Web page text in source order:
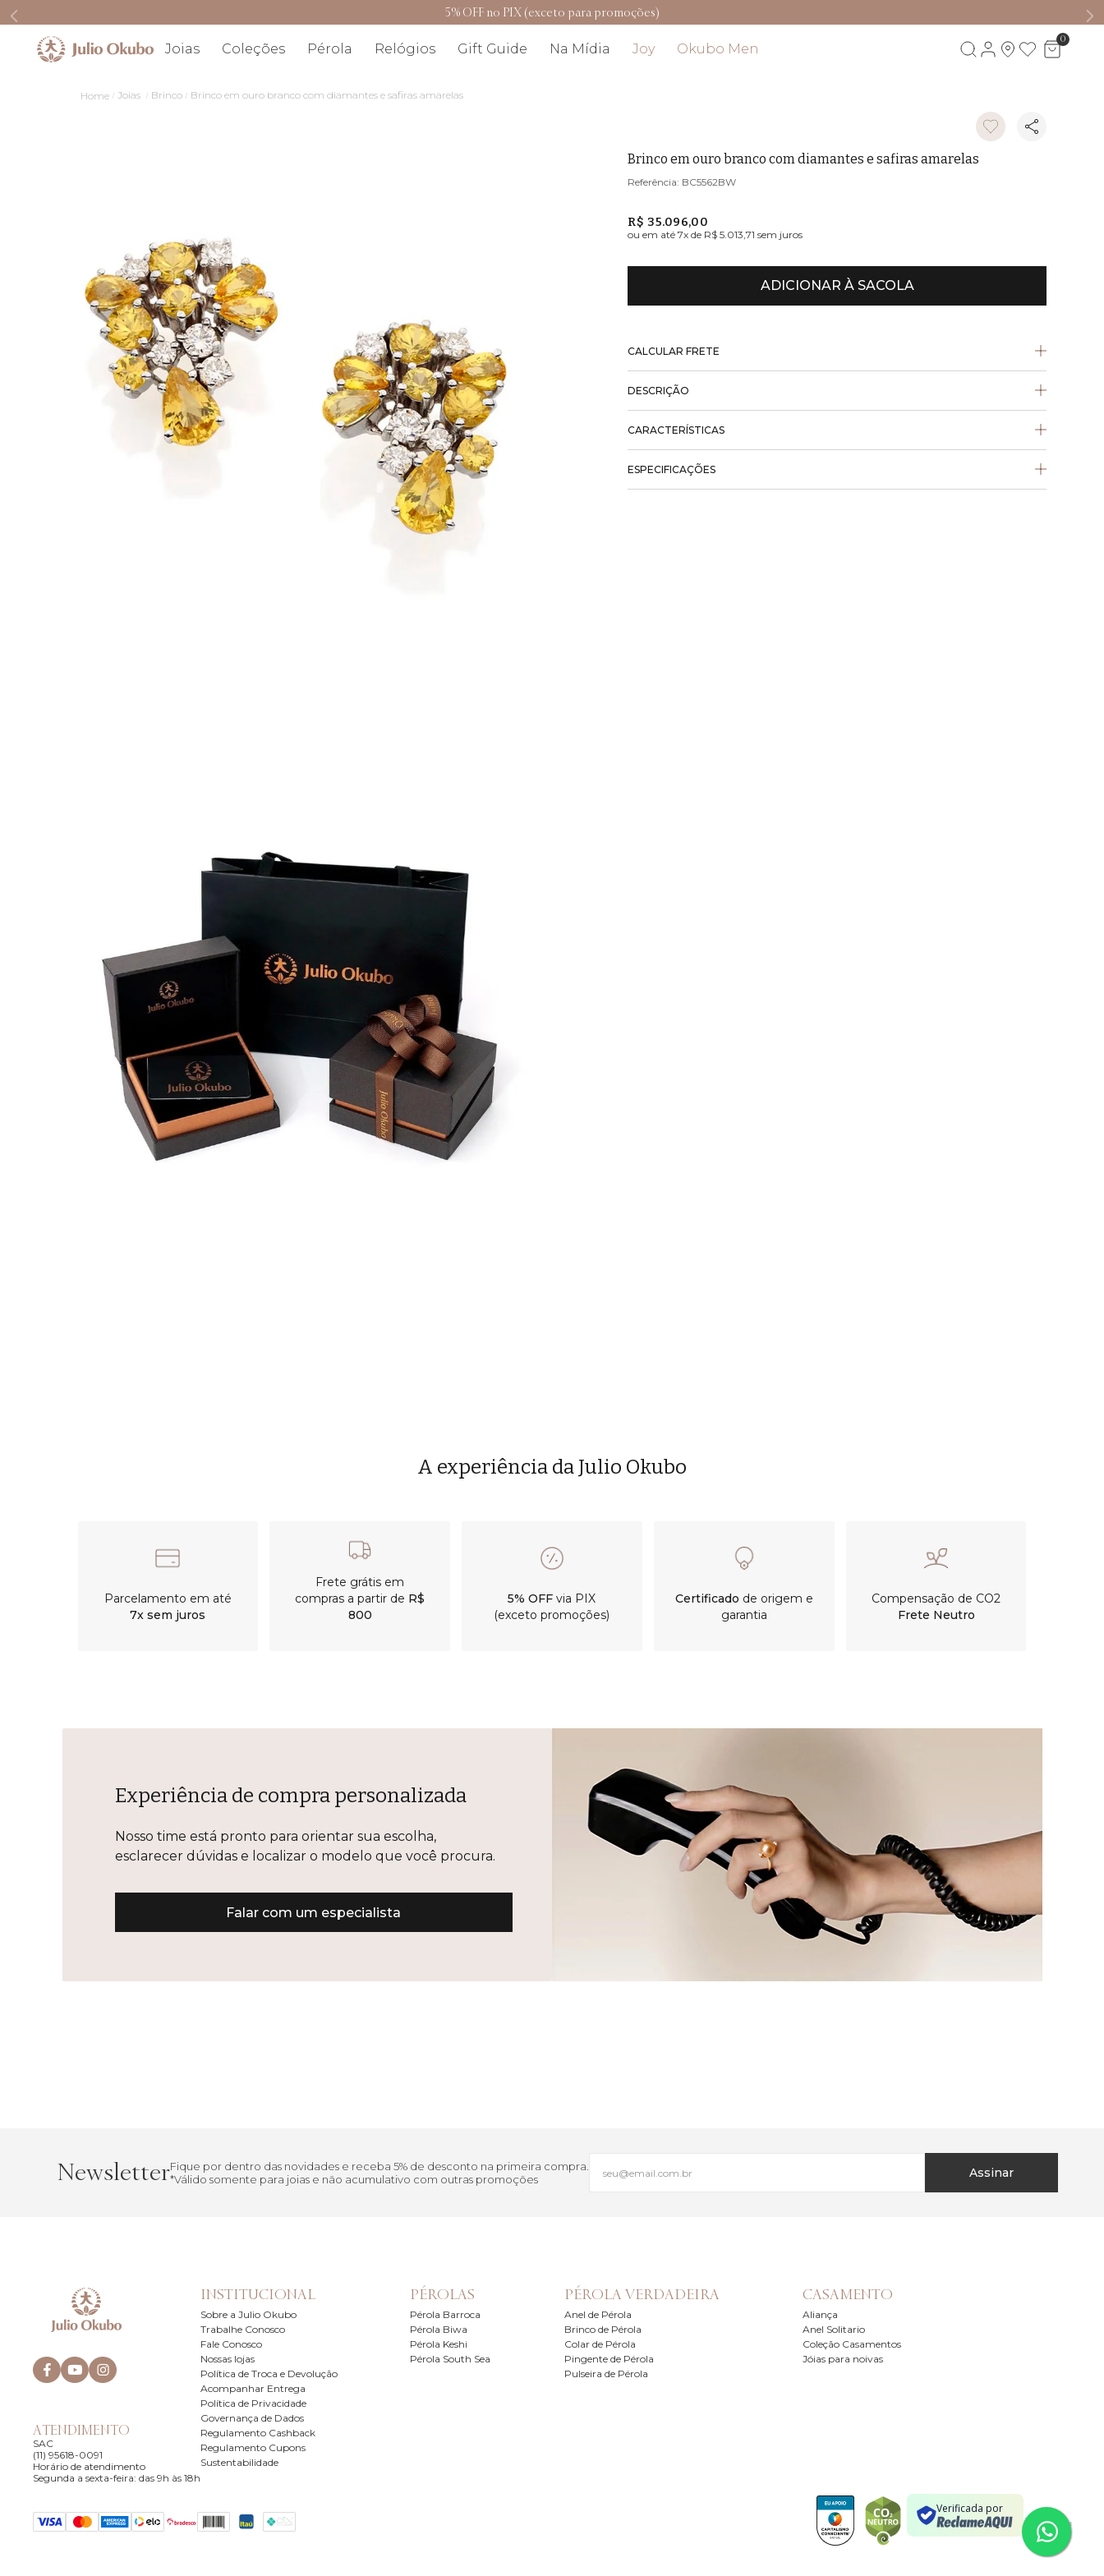
5% OFF no PIX (exceto para promoções)
Joias Coleções Pérola Relógios Gift Guide Na Mídia Joy Okubo Men
0
Joias Brinco Brinco em ouro branco com diamantes e safiras amarelas
Brinco em ouro branco com diamantes e safiras amarelas
BC5562BW
R$ 35.096,00
ou em até7x de R$ 5.013,71 sem juros
ADICIONAR À SACOLA
CALCULAR FRETE
DESCRIÇÃO
CARACTERÍSTICAS
ESPECIFICAÇÕES
A experiência da Julio Okubo
Parcelamento em até
7x sem juros
Frete grátis em
compras a partir de R$
800
5% OFF via PIX
(exceto promoções)
Certificado de origem e
garantia
Compensação de CO2
Frete Neutro
Experiência de compra personalizada
Nosso time está pronto para orientar sua escolha,
esclarecer dúvidas e localizar o modelo que você procura.
Falar com um especialista
NewsletterFique por dentro das novidades e receba 5% de desconto na primeira compra.
*Válido somente para joias e não acumulativo com outras promoções
Assinar
ATENDIMENTO
SAC
(11) 95618-0091
Horário de atendimento
Segunda a sexta-feira: das 9h às 18h
INSTITUCIONAL
Sobre a Julio Okubo
Trabalhe Conosco
Fale Conosco
Nossas lojas
Política de Troca e Devolução
Acompanhar Entrega
Política de Privacidade
Governança de Dados
Regulamento Cashback
Regulamento Cupons
Sustentabilidade
PÉROLAS
Pérola Barroca
Pérola Biwa
Pérola Keshi
Pérola South Sea
PÉROLA VERDADEIRA
Anel de Pérola
Brinco de Pérola
Colar de Pérola
Pingente de Pérola
Pulseira de Pérola
CASAMENTO
Aliança
Anel Solitario
Coleção Casamentos
Jóias para noivas
Verificada por